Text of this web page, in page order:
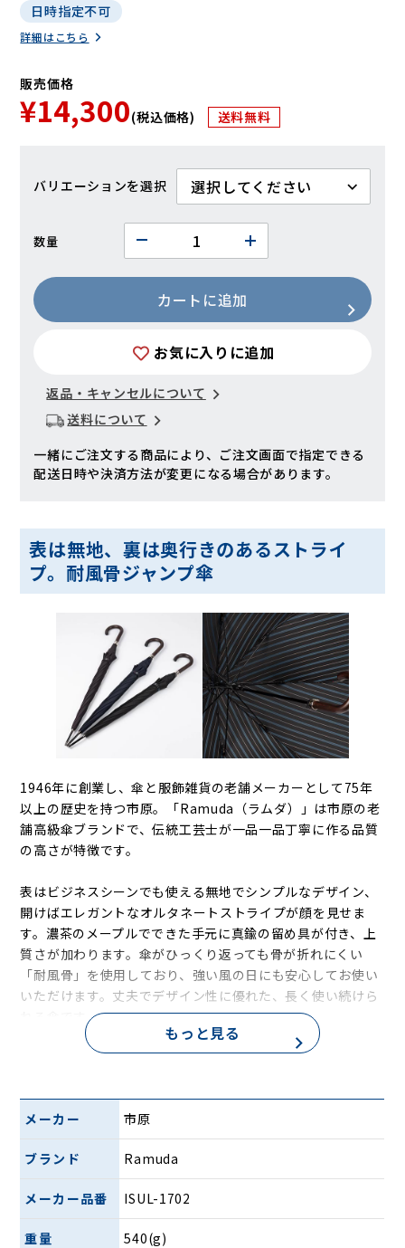
日時指定不可
詳細はこちら
販売価格
¥14,300(税込価格) 送料無料
バリエーション
数量
カートに追加
お気に入りに追加
返品・キャンセルについて
送料について
一緒にご注文する商品により、ご注文画面で指定できる
配送日時や決済方法が変更になる場合があります。
表は無地、裏は奥行きのあるストライ
プ。耐風骨ジャンプ傘
1946年に創業し、傘と服飾雑貨の老舗メーカーとして75年
以上の歴史を持つ市原。「Ramuda（ラムダ）」は市原の老
舗高級傘ブランドで、伝統工芸士が一品一品丁寧に作る品質
の高さが特徴です。
表はビジネスシーンでも使える無地でシンプルなデザイン、
開けばエレガントなオルタネートストライプが顔を見せま
す。濃茶のメープルでできた手元に真鍮の留め具が付き、上
質さが加わります。傘がひっくり返っても骨が折れにくい
「耐風骨」を使用しており、強い風の日にも安心してお使い
いただけます。丈夫でデザイン性に優れた、長く使い続けら
れる傘です。
もっと見る
メーカー 市原
ブランド Ramuda
メーカー品番 ISUL-1702
重量 540(g)